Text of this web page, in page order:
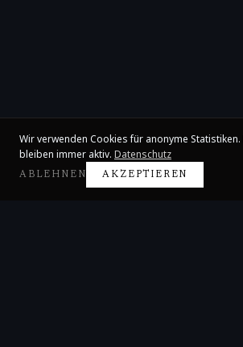
Wir verwenden Cookies für anonyme
bleiben immer aktiv. Datenschutz
ABLEHNEN AKZEPTIEREN